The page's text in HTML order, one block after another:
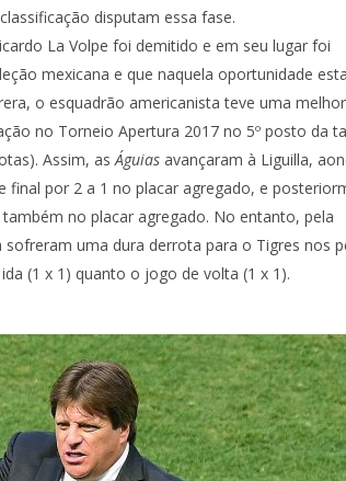
disputam essa fase.
La Volpe foi demitido e em seu lugar foi
mexicana e que naquela oportunidade
o esquadrão americanista teve uma
no Torneio Apertura 2017 no 5º posto da
Assim, as Águias avançaram à Liguilla,
final por 2 a 1 no placar agregado, e
no placar agregado. No entanto, pela
uma dura derrota para o Tigres nos
(1 x 1) quanto o jogo de volta (1 x 1).